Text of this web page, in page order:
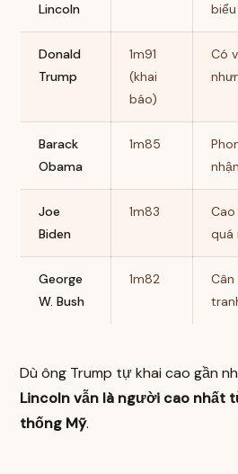
Lincoln
Donald
Trump
1m91
(khai
báo)
Có
Barack
Obama
1m85
Joe
Biden
1m83
quá
George
W. Bush
1m82
Cân
Dù ông Trump tự khai cao gần
Lincoln vẫn là người cao nhất
thống Mỹ.